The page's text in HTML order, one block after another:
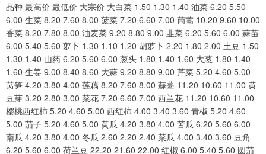
品种 最高价 最低价 大宗价 大白菜 1.50 1.30 1.40 油菜 6.20 5.50
6.00 生菜 8.20 7.60 8.00 菠菜 7.20 6.60 7.00 茼蒿 10.20 9.60 10.00
香菜 8.20 7.80 8.00 油麦菜 9.20 8.80 9.00 韭菜 6.20 5.60 6.00 蒜苗
6.00 5.40 5.60 萝卜 1.30 1.10 1.20 胡萝卜 2.20 1.80 2.00 土豆 1.50
1.30 1.40 山药 6.20 5.60 6.00 葱头 1.80 1.40 1.60 大葱 1.80 1.40
1.60 生姜 9.00 8.40 8.60 大蒜 9.20 8.80 9.00 芹菜 5.20 4.60 5.00
莴笋 4.20 3.80 4.00 莲藕 8.20 7.60 8.00 蒜薹 11.20 10.60 11.00 黄
豆芽 3.20 2.80 3.00 菜花 7.20 6.60 7.00 西兰花 11.20 10.60 11.00
樱桃西红柿 5.20 4.60 5.00 西红柿 4.00 3.40 3.60 青椒 5.20 4.60
5.00 茄子 5.20 4.60 5.00 黄瓜 4.20 3.80 4.00 苦瓜 6.20 5.60 6.00
南瓜 4.20 3.80 4.00 冬瓜 2.60 2.20 2.40 菜瓜 4.00 3.40 3.60 豆角
6.20 5.60 6.00 荷兰豆 22.20 21.60 22.00 红椒 6.00 5.40 5.60 圆茄